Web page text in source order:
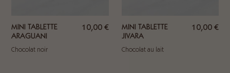
MINI TABLETTE
ARAGUANI
10,00 €
Chocolat noir
MINI TABLETTE
JIVARA
10,00 €
Chocolat au lait